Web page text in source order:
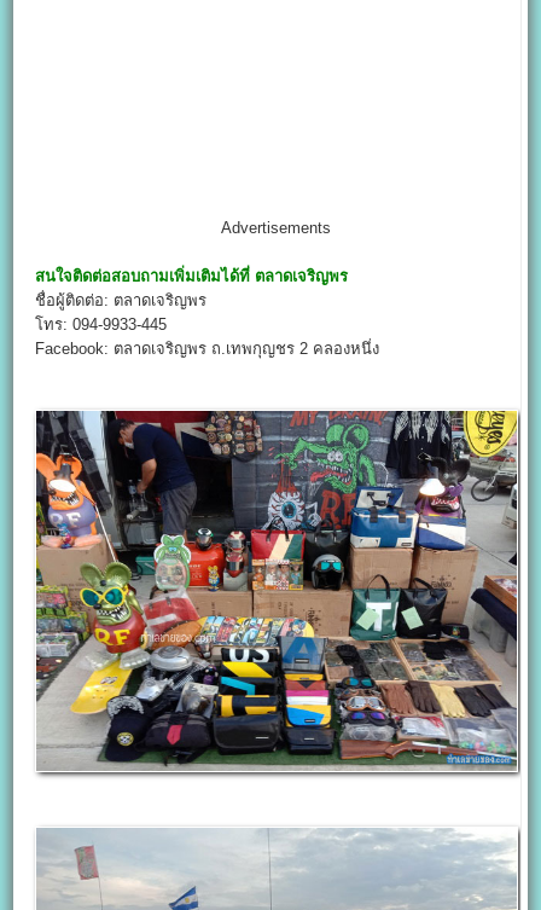
Advertisements
สนใจติดต่อสอบถามเพิ่มเติมได้ที่ ตลาดเจริญพร
ชื่อผู้ติดต่อ: ตลาดเจริญพร
โทร: 094-9933-445
Facebook: ตลาดเจริญพร ถ.เทพกุญชร 2 คลองหนึ่ง